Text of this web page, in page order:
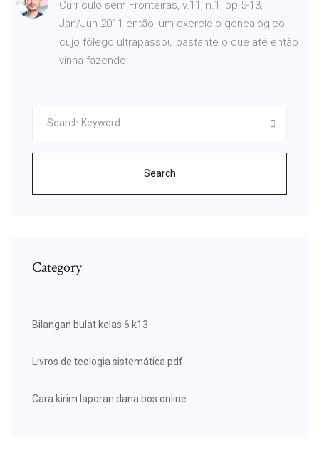
Currículo sem Fronteiras, v.11, n.1, pp.5-13,
Jan/Jun 2011 então, um exercício genealógico
cujo fôlego ultrapassou bastante o que até então
vinha fazendo.
Search
Category
Bilangan bulat kelas 6 k13
Livros de teologia sistemática pdf
Cara kirim laporan dana bos online